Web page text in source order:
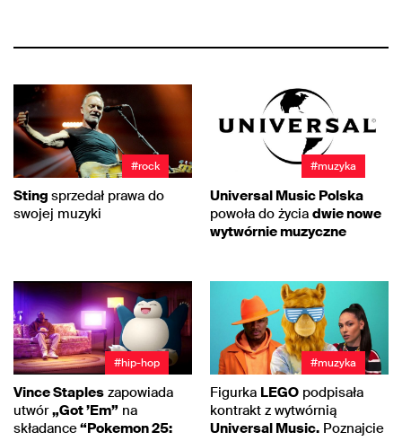
#rock
Sting sprzedał prawa do
swojej muzyki
#muzyka
Universal Music Polska
powoła do życia dwie nowe
wytwórnie muzyczne
#hip-hop
Vince Staples zapowiada
utwór„Got ’Em” na
składance“Pokemon 25:
#muzyka
Figurka LEGO podpisała
kontrakt z wytwórnią
Universal Music. Poznajcie